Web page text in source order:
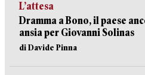
L’attesa
Dramma a Bono, il paese
ansia per Giovanni Solinas
di Davide Pinna